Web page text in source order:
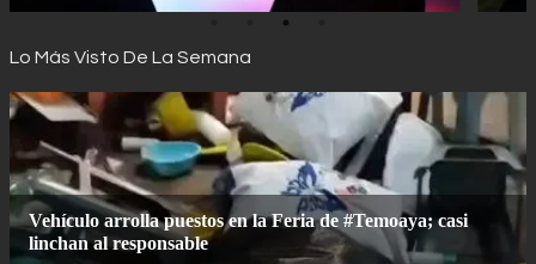
Lo Más Visto De La Semana